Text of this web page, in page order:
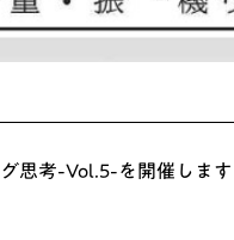
思考-Vol.5-を開催しま